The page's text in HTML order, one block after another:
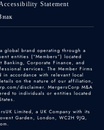
Statement
global brand operating through a
entities (“Members”) located
Corporate Finance, and
services. The Member Firms
in accordance with relevant local
on the nature of our affiliation,
disclaimer. MergersCorp M&A
to individuals or entities located
Limited, a UK Company with its
Garden, London, WC2H 9JQ,